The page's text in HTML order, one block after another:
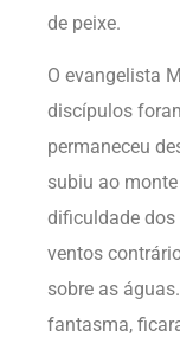
de peixe.
O evangelista
discípulos
permaneceu
subiu ao monte
dificuldade
ventos
sobre as
fantasma,